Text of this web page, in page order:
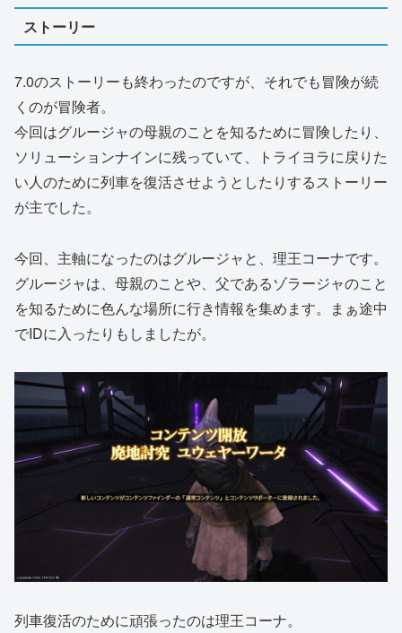
ストーリー
7.0のストーリーも終わったのですが、それでも冒険が続
くのが冒険者。
今回はグルージャの母親のことを知るために冒険したり、
ソリューションナインに残っていて、トライヨラに戻りた
い人のために列車を復活させようとしたりするストーリー
が主でした。
今回、主軸になったのはグルージャと、理王コーナです。
グルージャは、母親のことや、父であるゾラージャのこと
を知るために色んな場所に行き情報を集めます。まぁ途中
でIDに入ったりもしましたが。
列車復活のために頑張ったのは理王コーナ。